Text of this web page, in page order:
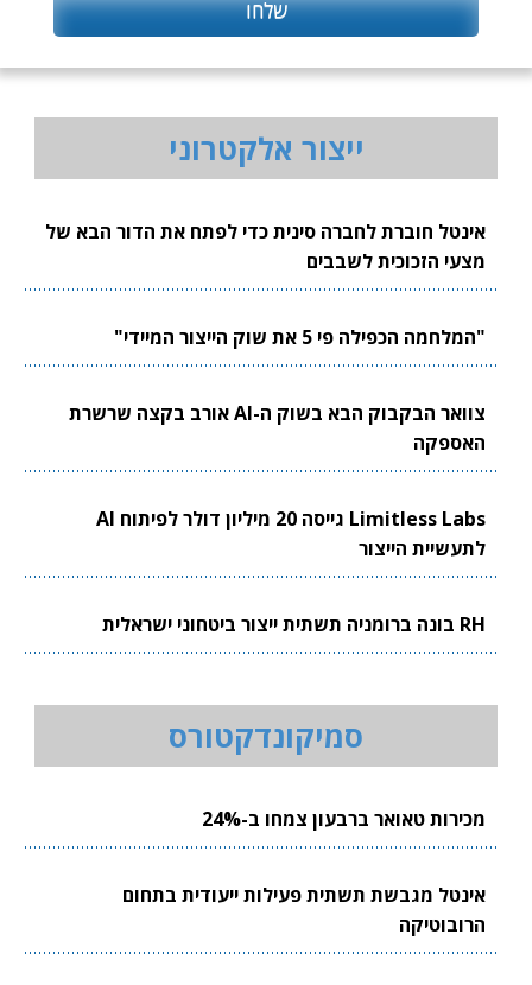
ייצור אלקטרוני
אינטל חוברת לחברה סינית כדי לפתח את הדור הבא של
מצעי הזכוכית לשבבים
"המלחמה הכפילה פי 5 את שוק הייצור המיידי"
צוואר הבקבוק הבא בשוק ה-AI אורב בקצה שרשרת
האספקה
Limitless Labs גייסה 20 מיליון דולר לפיתוח AI
לתעשיית הייצור
RH בונה ברומניה תשתית ייצור ביטחוני ישראלית
סמיקונדקטורס
מכירות טאואר ברבעון צמחו ב-24%
אינטל מגבשת תשתית פעילות ייעודית בתחום
הרובוטיקה